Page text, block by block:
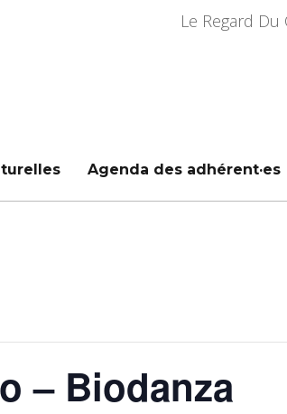
Le Regard Du
Agenda des adhérent·es
– Biodanza